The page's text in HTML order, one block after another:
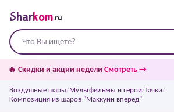
Sharkom.ru
🔥 Скидки и акции недели Смотреть →
Воздушные шары/Мультфильмы и герои/Тачки/
Композиция из шаров "Маккуин вперёд"